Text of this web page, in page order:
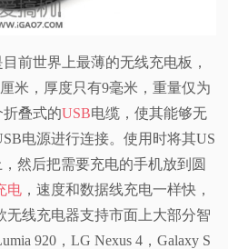
前世界上最薄的无线充电板，
米，厚度只有9毫米，重量仅为
叠式的USB电缆，使其能够无
电源进行连接。使用时将其US
然后把需要充电的手机放到圆
电 ，速度和数据线充电一样快，
无线充电器支持市面上大部分智
920，LG Nexus 4，Galaxy S